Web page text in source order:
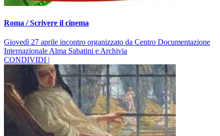
Roma / Scrivere il cinema
Giovedì 27 aprile incontro organizzato da Centro Documentazione
Internazionale Alma Sabatini e Archivia
CONDIVIDI |